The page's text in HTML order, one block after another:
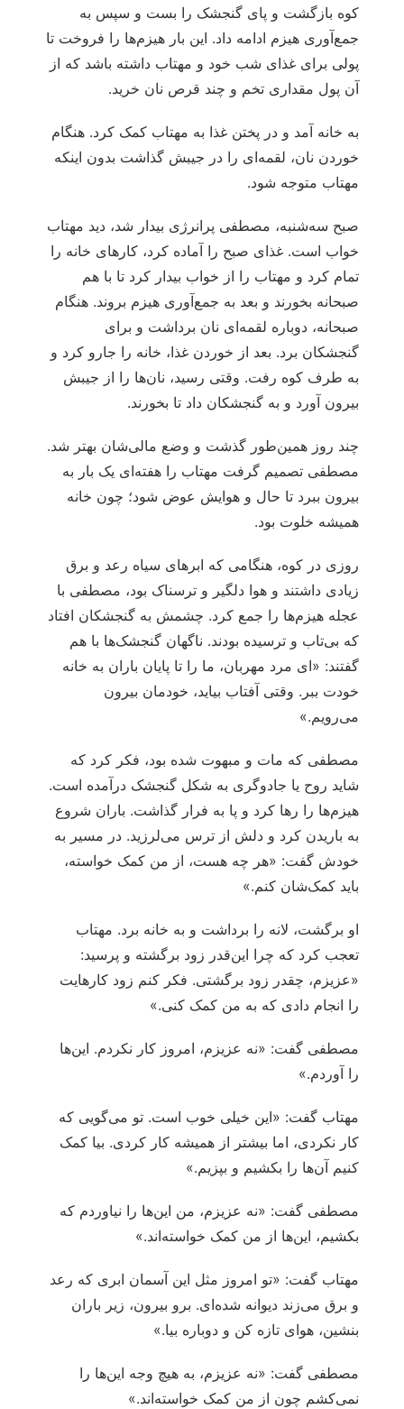
کوه بازگشت و پای گنجشک را بست و سپس به
جمع‌آوری هیزم ادامه داد. این بار هیزم‌ها را فروخت تا
پولی برای غذای شب خود و مهتاب داشته باشد که از
آن پول مقداری تخم و چند قرص نان خرید.
به خانه آمد و در پختن غذا به مهتاب کمک کرد. هنگام
خوردن نان، لقمه‌ای را در جیبش گذاشت بدون اینکه
مهتاب متوجه شود.
صبح سه‌شنبه، مصطفی پرانرژی بیدار شد، دید مهتاب
خواب است. غذای صبح را آماده کرد، کارهای خانه را
تمام کرد و مهتاب را از خواب بیدار کرد تا با هم
صبحانه بخورند و بعد به جمع‌آوری هیزم بروند. هنگام
صبحانه، دوباره لقمه‌ای نان برداشت و برای
گنجشکان برد. بعد از خوردن غذا، خانه را جارو کرد و
به طرف کوه رفت. وقتی رسید، نان‌ها را از جیبش
بیرون آورد و به گنجشکان داد تا بخورند.
چند روز همین‌طور گذشت و وضع مالی‌شان بهتر شد.
مصطفی تصمیم گرفت مهتاب را هفته‌ای یک بار به
بیرون ببرد تا حال و هوایش عوض شود؛ چون خانه
همیشه خلوت بود.
روزی در کوه، هنگامی که ابرهای سیاه رعد و برق
زیادی داشتند و هوا دلگیر و ترسناک بود، مصطفی با
عجله هیزم‌ها را جمع کرد. چشمش به گنجشکان افتاد
که بی‌تاب و ترسیده بودند. ناگهان گنجشک‌ها با هم
گفتند: «ای مرد مهربان، ما را تا پایان باران به خانه
خودت ببر. وقتی آفتاب بیاید، خودمان بیرون
می‌رویم.»
مصطفی که مات و مبهوت شده بود، فکر کرد که
شاید روح یا جادوگری به شکل گنجشک درآمده است.
هیزم‌ها را رها کرد و پا به فرار گذاشت. باران شروع
به باریدن کرد و دلش از ترس می‌لرزید. در مسیر به
خودش گفت: «هر چه هست، از من کمک خواسته،
باید کمک‌شان کنم.»
او برگشت، لانه را برداشت و به خانه برد. مهتاب
تعجب کرد که چرا این‌قدر زود برگشته و پرسید:
«عزیزم، چقدر زود برگشتی. فکر کنم زود کارهایت
را انجام دادی که به من کمک کنی.»
مصطفی گفت: «نه عزیزم، امروز کار نکردم. این‌ها
را آوردم.»
مهتاب گفت: «این خیلی خوب است. تو می‌گویی که
کار نکردی، اما بیشتر از همیشه کار کردی. بیا کمک
کنیم آن‌ها را بکشیم و بپزیم.»
مصطفی گفت: «نه عزیزم، من این‌ها را نیاوردم که
بکشیم، این‌ها از من کمک خواسته‌اند.»
مهتاب گفت: «تو امروز مثل این آسمان ابری که رعد
و برق می‌زند دیوانه شده‌ای. برو بیرون، زیر باران
بنشین، هوای تازه کن و دوباره بیا.»
مصطفی گفت: «نه عزیزم، به هیچ وجه این‌ها را
نمی‌کشم چون از من کمک خواسته‌اند.»